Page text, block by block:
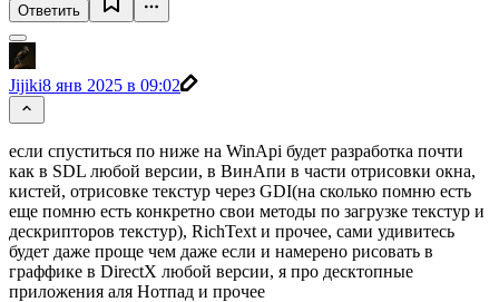
Ответить
Jijiki8 янв 2025 в 09:02
если спуститься по ниже на WinApi будет разработка почти
как в SDL любой версии, в ВинАпи в части отрисовки окна,
кистей, отрисовке текстур через GDI(на сколько помню есть
еще помню есть конкретно свои методы по загрузке текстур и
дескрипторов текстур), RichText и прочее, сами удивитесь
будет даже проще чем даже если и намерено рисовать в
граффике в DirectX любой версии, я про десктопные
приложения аля Нотпад и прочее